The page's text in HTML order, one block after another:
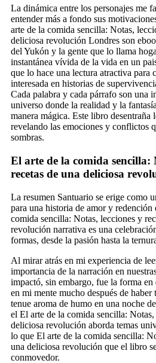
La dinámica entre los personajes me
entender más a fondo sus
arte de la comida sencilla: Notas,
deliciosa revolución Londres son
del Yukón y la gente que lo llama
instantánea vívida de la vida en un
que lo hace una lectura atractiva para
interesada en historias de
Cada palabra y cada párrafo son una
universo donde la realidad y la
manera mágica. Este libro desentraña
revelando las emociones y conflictos
sombras.
El arte de la comida sencilla:
recetas de una deliciosa
La resumen Santuario se erige como
para una historia de amor y redención
comida sencilla: Notas, lecciones y
revolución narrativa es una
formas, desde la pasión hasta la
Al mirar atrás en mi experiencia de
importancia de la narración en
impactó, sin embargo, fue la forma
en mi mente mucho después de
tenue aroma de humo en una noche
el El arte de la comida sencilla:
deliciosa revolución aborda temas
lo que El arte de la comida sencilla:
una deliciosa revolución que el libro
conmovedor.